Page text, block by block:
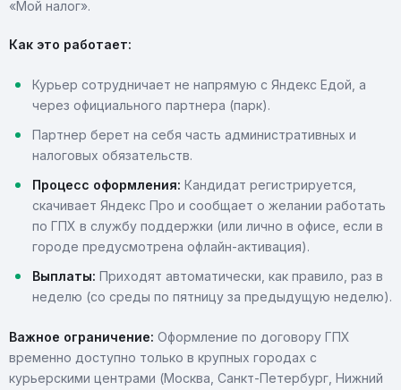
«Мой налог».
Как это работает:
Курьер сотрудничает не напрямую с Яндекс Едой, а
через официального партнера (парк).
Партнер берет на себя часть административных и
налоговых обязательств.
Процесс оформления: Кандидат регистрируется,
скачивает Яндекс Про и сообщает о желании работать
по ГПХ в службу поддержки (или лично в офисе, если в
городе предусмотрена офлайн-активация).
Выплаты: Приходят автоматически, как правило, раз в
неделю (со среды по пятницу за предыдущую неделю).
Важное ограничение: Оформление по договору ГПХ
временно доступно только в крупных городах с
курьерскими центрами (Москва, Санкт-Петербург, Нижний